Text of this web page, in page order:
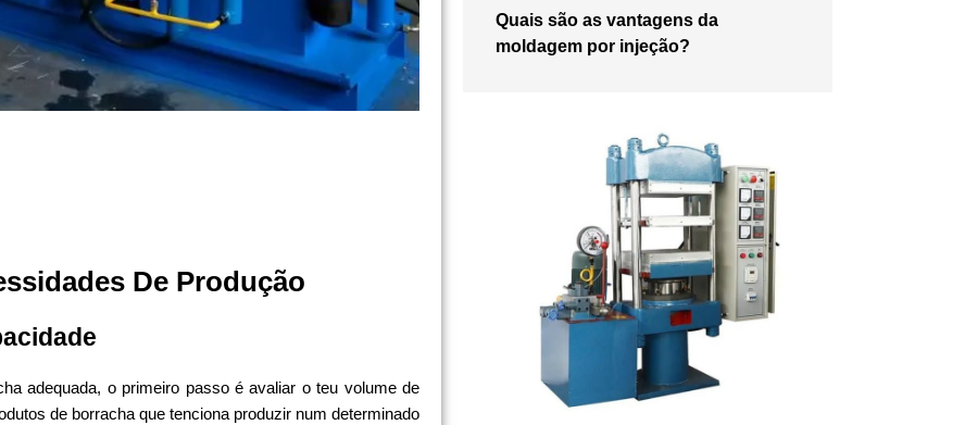
De Produção
adequada, o primeiro passo é avaliar o teu volume de
de borracha que tenciona produzir num determinado
Quais são as vantagens da
moldagem por injeção?